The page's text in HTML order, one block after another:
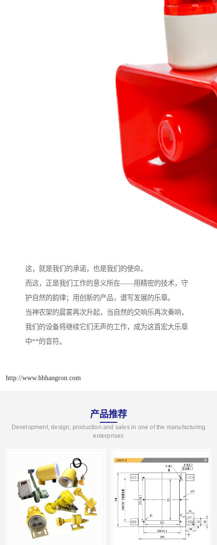
这，就是我们的承诺，也是我们的使命。
而这，正是我们工作的意义所在——用精密的技术，守
护自然的韵律；用创新的产品，谱写发展的乐章。
当神农架的晨雾再次升起，当自然的交响乐再次奏响，
我们的设备将继续它们无声的工作，成为这首宏大乐章
中**的音符。
http://www.hbhangron.com
产品推荐
Development, design, production and sales in one of the manufacturing
enterprises